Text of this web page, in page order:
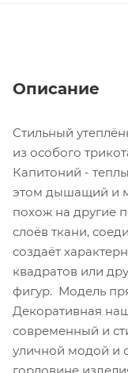
Описание
Стильный
из особого
Капитоний -
этом дышащий и
похож на другие
слоёв ткани,
создаёт
квадратов или
фигур. Модель
Декоративная
современный и
уличной модой и
горловине